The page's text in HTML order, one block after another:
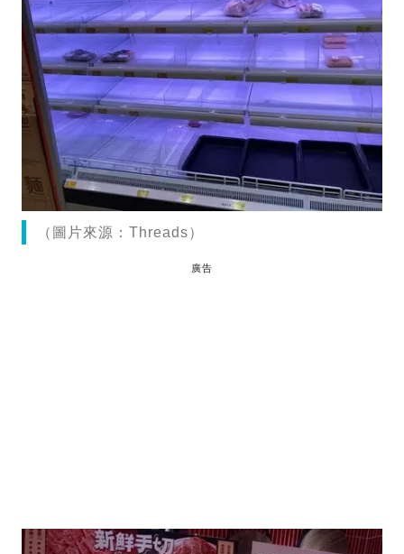
（圖片來源：Threads）
廣告